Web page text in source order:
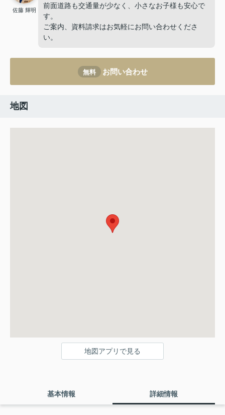
佐藤 輝明
前面道路も交通量が少なく、小さなお子様も安心で
す。
ご案内、資料請求はお気軽にお問い合わせくださ
い。
無料 お問い合わせ
地図
地図アプリで見る
基本情報 詳細情報